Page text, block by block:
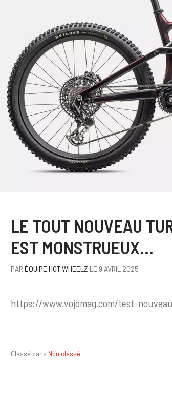
LE TOUT NOUVEAU
EST MONSTRUEUX…
PAR ÉQUIPE HOT WHEELZ LE 9 AVRIL 2025
https://www.vojomag.com/test-
Classé dans Non classé.